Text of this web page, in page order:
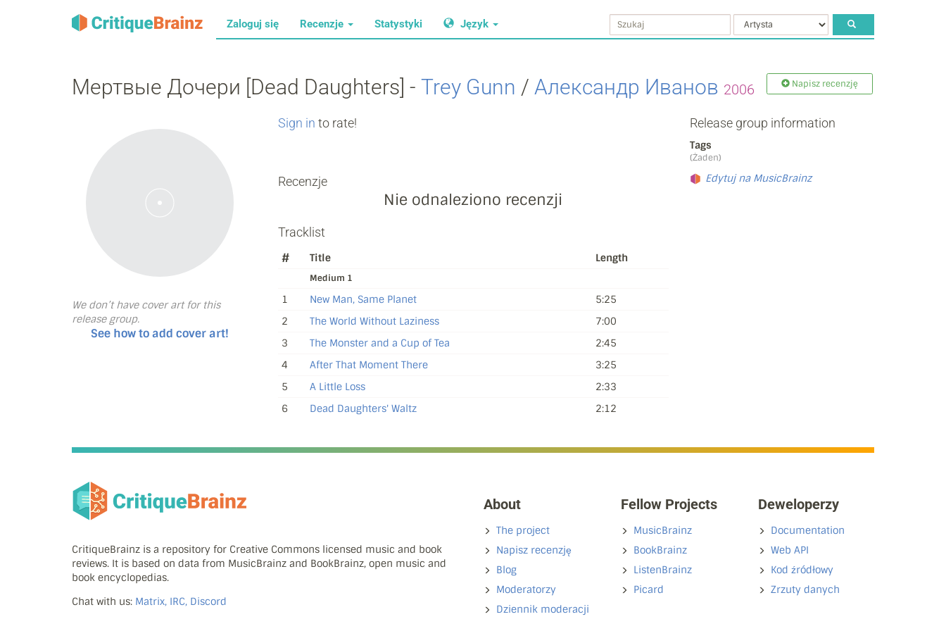
Zaloguj się Recenzje Statystyki Język
Мертвые Дочери [Dead Daughters] - Trey Gunn / Александр Иванов 2006 Napisz recenzję
We don’t have cover art for this
release group.
See how to add cover art!
Sign in to rate!
Recenzje
Nie odnaleziono recenzji
Tracklist
# Title Length
Medium 1
1 New Man, Same Planet
5:25
2
The World Without Laziness
7:00
3
The Monster and a Cup of Tea
2:45
4
After That Moment There
3:25
5
A Little Loss
2:33
6
Dead Daughters' Waltz 2:12
Release group information
Tags
(Żaden)
Edytuj na MusicBrainz
CritiqueBrainz is a repository for Creative Commons licensed music and book
reviews. It is based on data from MusicBrainz and BookBrainz, open music and
book encyclopedias.
Chat with us: Matrix, IRC, Discord
About
The project
Napisz recenzję
Blog
Moderatorzy
Dziennik moderacji
Fellow Projects
MusicBrainz
BookBrainz
ListenBrainz
Picard
Deweloperzy
Documentation
Web API
Kod źródłowy
Zrzuty danych